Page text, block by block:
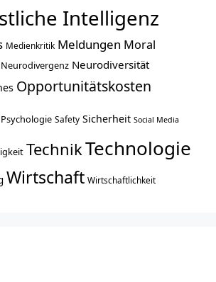
Intelligenz
Medienkritik Meldungen Moral
Neurodivergenz Neurodiversität
Opportunitätskosten
Psychologie Safety Sicherheit Social Media
TechnikTechnologie
Wirtschaft Wirtschaftlichkeit